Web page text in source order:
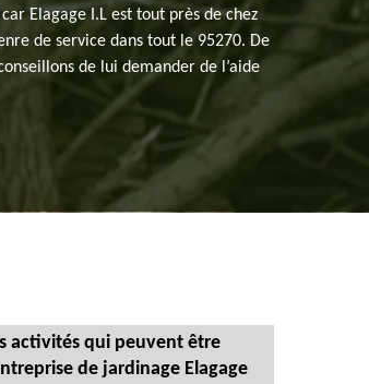
Elagage I.L est tout près de chez
de service dans tout le 95270. De
de lui demander de l’aide
activités qui peuvent être
de jardinage Elagage